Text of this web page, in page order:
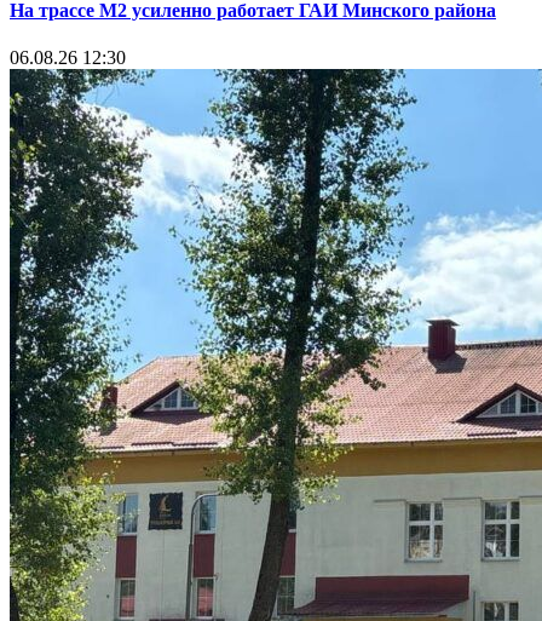
На трассе М2 усиленно работает ГАИ Минского района
06.08.26 12:30